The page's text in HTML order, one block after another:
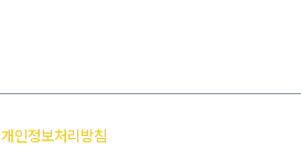
개인정보처리방침